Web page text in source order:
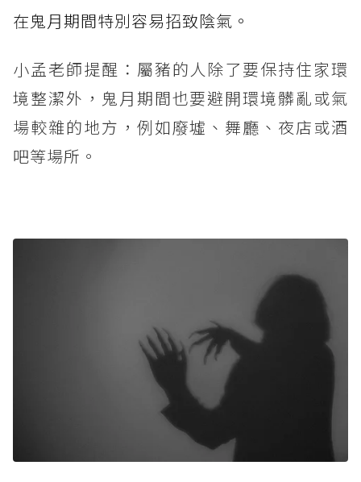
在鬼月期間特別容易招致陰氣。
小孟老師提醒：屬豬的人除了要保持住家環
境整潔外，鬼月期間也要避開環境髒亂或氣
場較雜的地方，例如廢墟、舞廳、夜店或酒
吧等場所。